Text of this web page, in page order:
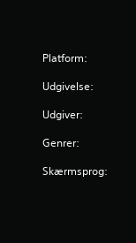
Platform:
Udgivelse:
Udgiver:
Genrer:
Skærmsprog: